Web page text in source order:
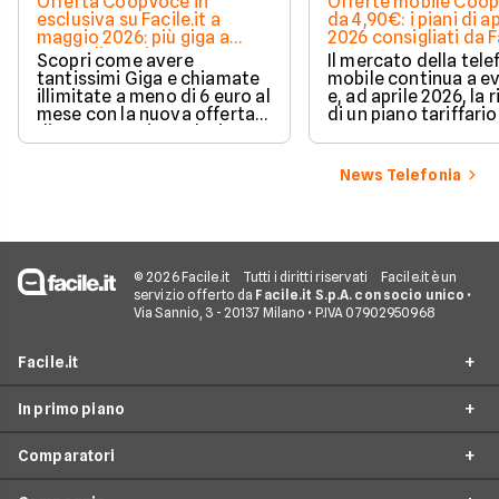
esclusiva su Facile.it a
maggio 2026: più giga a
meno di 6€ al mese
Scopri come avere
tantissimi Giga e chiamate
illimitate a meno di 6 euro al
mese con la nuova offerta
di CoopVoce in esclusiva su
Facile.it. Grazie a un codice
da 4,90€: i piani di
2026 consigliati da
Il mercato della
mobile continua a
e, ad aprile 2026, la
di un piano tariffario
nascosti è una
molti consumatori.
operatori virtuali,
portafoglio di
soddisfare diverse
esigenze.
News Telefonia
© 2026 Facile.it Tutti i diritti riservati
Facile.it è un
servizio offerto da Facile.it S.p.A. con socio unico •
Via Sannio, 3 - 20137 Milano • P.IVA 07902950968
Facile.it
Assicurazioni
Prestiti
In primo piano
Offerte Telefonia mobile
Comparatori